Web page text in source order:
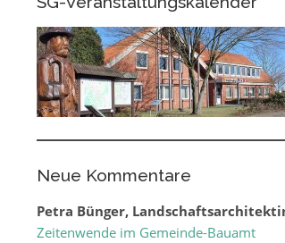
Neue Kommentare
Petra Bünger,
Zeitenwende im Gemeinde-Bauamt